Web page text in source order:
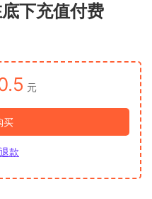
下充值付费
元
买
款